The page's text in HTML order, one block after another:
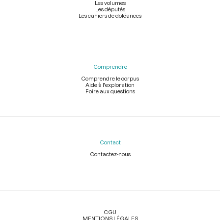
Les volumes
Les députés
Les cahiers de doléances
Comprendre
Comprendre le corpus
Aide à l'exploration
Foire aux questions
Contact
Contactez-nous
Légal
CGU
MENTIONS LÉGALES